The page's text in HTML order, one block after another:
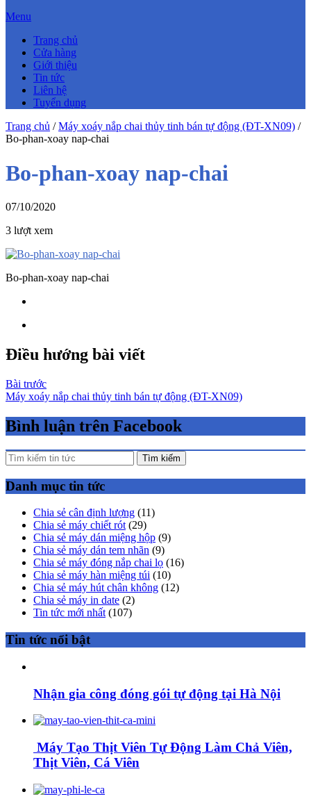
Menu
Trang chủ
Cửa hàng
Giới thiệu
Tin tức
Liên hệ
Tuyển dụng
Trang chủ /Máy xoáy nắp chai thủy tinh bán tự động (ĐT-XN09) /
Bo-phan-xoay nap-chai
Bo-phan-xoay nap-chai
07/10/2020
3 lượt xem
Bo-phan-xoay nap-chai
Điều hướng bài viết
Bài trước
Máy xoáy nắp chai thủy tinh bán tự động (ĐT-XN09)
Bình luận trên Facebook
Tìm kiếm
Danh mục tin tức
Chia sẻ cân định lượng (11)
Chia sẻ máy chiết rót (29)
Chia sẻ máy dán miệng hộp (9)
Chia sẻ máy dán tem nhãn (9)
Chia sẻ máy đóng nắp chai lọ (16)
Chia sẻ máy hàn miệng túi (10)
Chia sẻ máy hút chân không (12)
Chia sẻ máy in date (2)
Tin tức mới nhất (107)
Tin tức nổi bật
Nhận gia công đóng gói tự động tại Hà Nội
Máy Tạo Thịt Viên Tự Động Làm Chả Viên,
Thịt Viên, Cá Viên